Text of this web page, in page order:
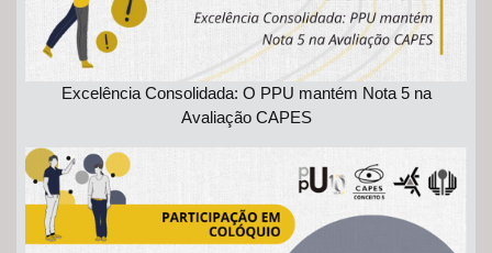
Excelência Consolidada: O PPU mantém Nota 5 na
Avaliação CAPES